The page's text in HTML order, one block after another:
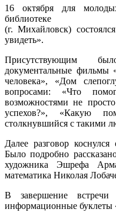
16 октября для
библиотеке
(г. Михайловск)
увидеть».
Присутствующим
документальные фильмы
человека», «Дом
вопросами: «Что
возможностями не
успехов?», «Какую
столкнувшийся с такими
Далее разговор
Было подробно
художника Эшрефа
математика Николая
В завершение встречи
информационные буклеты